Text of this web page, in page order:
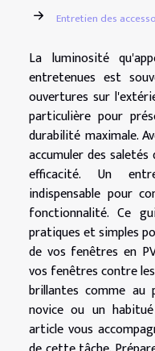
Entretien des
La luminosité
entretenues est
ouvertures sur
particulière pour
durabilité maximale.
accumuler des
efficacité. Un
indispensable pour
fonctionnalité. Ce
pratiques et simples
de vos fenêtres en
vos fenêtres contre
brillantes comme au
novice ou un
article vous